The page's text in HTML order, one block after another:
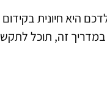
היא חיונית
זה, תוכל